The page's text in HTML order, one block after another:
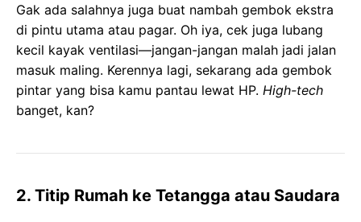
Gak ada salahnya juga buat nambah gembok ekstra
di pintu utama atau pagar. Oh iya, cek juga lubang
kecil kayak ventilasi—jangan-jangan malah jadi jalan
masuk maling. Kerennya lagi, sekarang ada gembok
pintar yang bisa kamu pantau lewat HP. High-tech
banget, kan?
2. Titip Rumah ke Tetangga atau Saudara